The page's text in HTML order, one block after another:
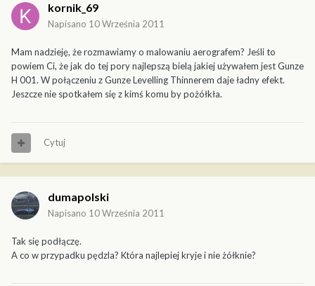
kornik_69
Napisano 10 Września 2011
Mam nadzieję, że rozmawiamy o malowaniu aerografem? Jeśli to
powiem Ci, że jak do tej pory najlepszą bielą jakiej używałem jest Gunze
H 001. W połączeniu z Gunze Levelling Thinnerem daje ładny efekt.
Jeszcze nie spotkałem się z kimś komu by pożółkła.
Cytuj
dumapolski
Napisano 10 Września 2011
Tak się podłączę.
A co w przypadku pędzla? Która najlepiej kryje i nie żółknie?